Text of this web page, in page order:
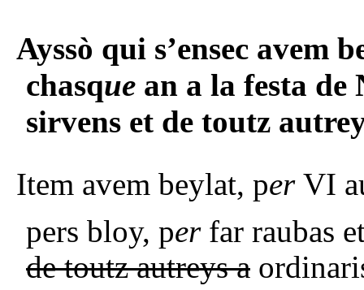
Ayssò qui s’ensec avem
chasque an a la festa de
sirvens et de toutz
Item avem beylat, per VI
pers bloy, perfar raubas
de toutz autreys a